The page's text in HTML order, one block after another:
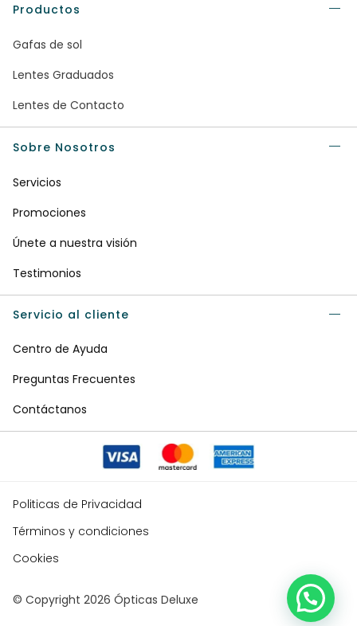
Productos
Gafas de sol
Lentes Graduados
Lentes de Contacto
Sobre Nosotros
Servicios
Promociones
Únete a nuestra visión
Testimonios
Servicio al cliente
Centro de Ayuda
Preguntas Frecuentes
Contáctanos
© Copyright 2026 Ópticas Deluxe
Politicas de Privacidad
Términos y condiciones
Cookies